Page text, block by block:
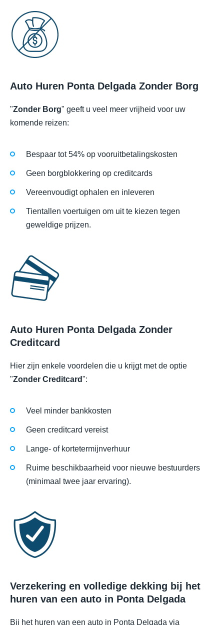
Auto Huren Ponta Delgada Zonder Borg
"Zonder Borg" geeft u veel meer vrijheid voor uw
komende reizen:
Bespaar tot 54% op vooruitbetalingskosten
Geen borgblokkering op creditcards
Vereenvoudigt ophalen en inleveren
Tientallen voertuigen om uit te kiezen tegen
geweldige prijzen.
Auto Huren Ponta Delgada Zonder
Creditcard
Hier zijn enkele voordelen die u krijgt met de optie
"Zonder Creditcard":
Veel minder bankkosten
Geen creditcard vereist
Lange- of kortetermijnverhuur
Ruime beschikbaarheid voor nieuwe bestuurders
(minimaal twee jaar ervaring).
Verzekering en volledige dekking bij het
huren van een auto in Ponta Delgada
Bij het huren van een auto in Ponta Delgada via